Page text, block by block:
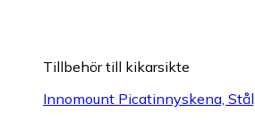
Tillbehör till kikarsikte
Innomount Picatinnyskena,